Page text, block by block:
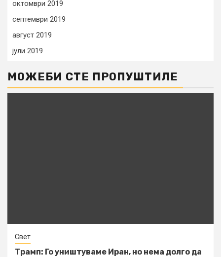
октомври 2019
септември 2019
август 2019
јули 2019
МОЖЕБИ СТЕ ПРОПУШТИЛЕ
Свет
Трамп: Го уништуваме Иран, но нема долго да